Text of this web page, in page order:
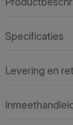
Specificaties
Levering en